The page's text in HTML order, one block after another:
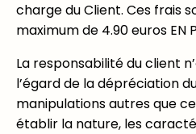
charge du Client. Ces frais
maximum de 4.90 euros EN
La responsabilité du client
l’égard de la dépréciation
manipulations autres que
établir la nature, les